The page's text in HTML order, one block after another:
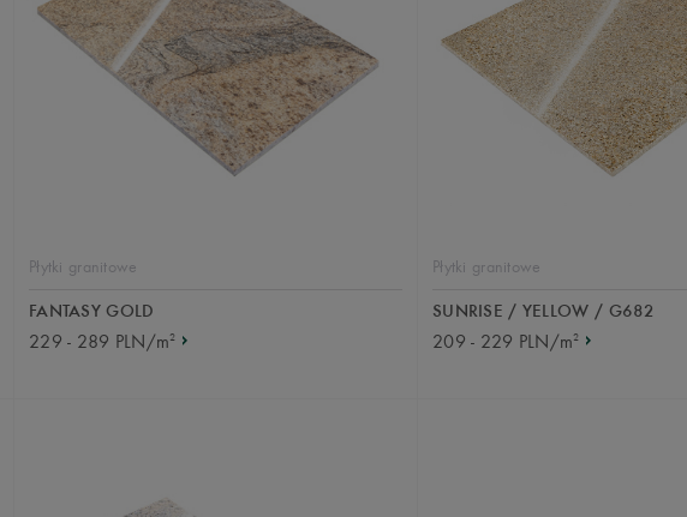
Płytki granitowe
FANTASY GOLD
229 - 289 PLN/m2
Płytki granitowe
SUNRISE / YELLOW / G682
209 - 229 PLN/m2